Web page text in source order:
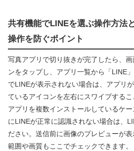
共有機能でLINEを選ぶ操作方法
操作を防ぐポイント
写真アプリで切り抜きが完了したら、
ンをタップし、アプリ一覧から「LINE
でLINEが表示されない場合は、アプリ
ているアイコンを左右にスワイプする
アプリを複数インストールしているケ
にLINEが正常に認識されない場合は、
ださい。送信前に画像のプレビューが
範囲や画質もここでチェックできます。